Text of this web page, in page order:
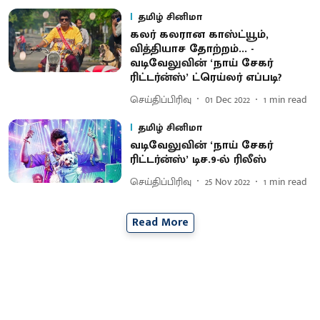
தமிழ் சினிமா
கலர் கலரான காஸ்ட்யூம்,
வித்தியாச தோற்றம்... -
வடிவேலுவின் ‘நாய் சேகர்
ரிட்டர்ன்ஸ்’ ட்ரெய்லர் எப்படி?
செய்திப்பிரிவு 01 Dec 2022 1 min read
தமிழ் சினிமா
வடிவேலுவின் ‘நாய் சேகர்
ரிட்டர்ன்ஸ்’ டிச.9-ல் ரிலீஸ்
செய்திப்பிரிவு 25 Nov 2022 1 min read
Read More